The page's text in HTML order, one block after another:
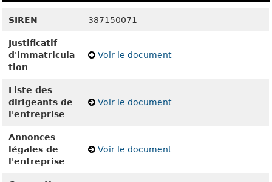
SIREN 387150071
Justificatif
d'immatricula
tion
Voir le document
Liste des
dirigeants de
l'entreprise
Voir le document
Annonces
légales de
l'entreprise
Voir le document